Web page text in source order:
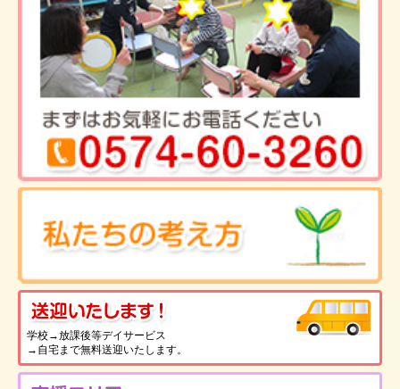
学校→放課後等デイサービス
→自宅まで無料送迎いたします。